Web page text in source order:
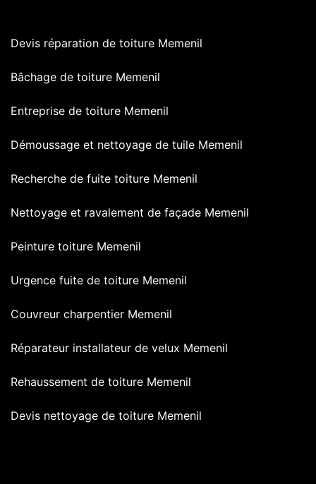
Devis réparation de toiture Memenil
Bâchage de toiture Memenil
Entreprise de toiture Memenil
Démoussage et nettoyage de tuile Memenil
Recherche de fuite toiture Memenil
Nettoyage et ravalement de façade Memenil
Peinture toiture Memenil
Urgence fuite de toiture Memenil
Couvreur charpentier Memenil
Réparateur installateur de velux Memenil
Rehaussement de toiture Memenil
Devis nettoyage de toiture Memenil